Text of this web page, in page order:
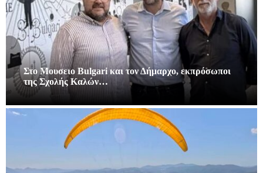
Στο Μουσειο Bulgari και τον Δήμαρχο, εκπρόσωποι
της Σχολής Καλών…